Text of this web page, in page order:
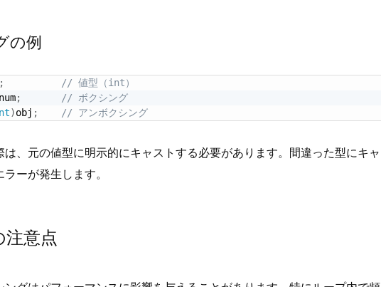
の例
;
// 値型（int）
;
// ボクシング
)obj ; // アンボクシング
、元の値型に明示的にキャストする必要があります。間違った型にキャ
ーが発生します。
意点